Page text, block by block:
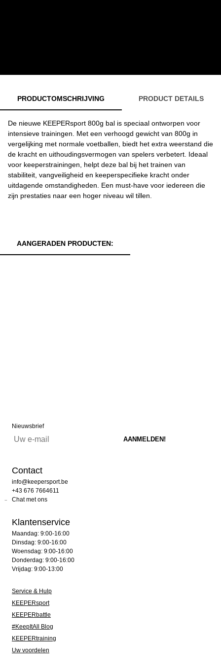
PRODUCTOMSCHRIJVING PRODUCT DETAILS
De nieuwe KEEPERsport 800g bal is speciaal ontworpen voor
intensieve trainingen. Met een verhoogd gewicht van 800g in
vergelijking met normale voetballen, biedt het extra weerstand die
de kracht en uithoudingsvermogen van spelers verbetert. Ideaal
voor keeperstrainingen, helpt deze bal bij het trainen van
stabiliteit, vangveiligheid en keeperspecifieke kracht onder
uitdagende omstandigheden. Een must-have voor iedereen die
zijn prestaties naar een hoger niveau wil tillen.
AANGERADEN PRODUCTEN:
Nieuwsbrief
Contact
info@keepersport.be
+43 676 7664611
Chat met ons
Klantenservice
Maandag: 9:00-16:00
Dinsdag: 9:00-16:00
Woensdag: 9:00-16:00
Donderdag: 9:00-16:00
Vrijdag: 9:00-13:00
Service & Hulp
KEEPERsport
KEEPERbattle
#KeepItAll Blog
KEEPERtraining
Uw voordelen